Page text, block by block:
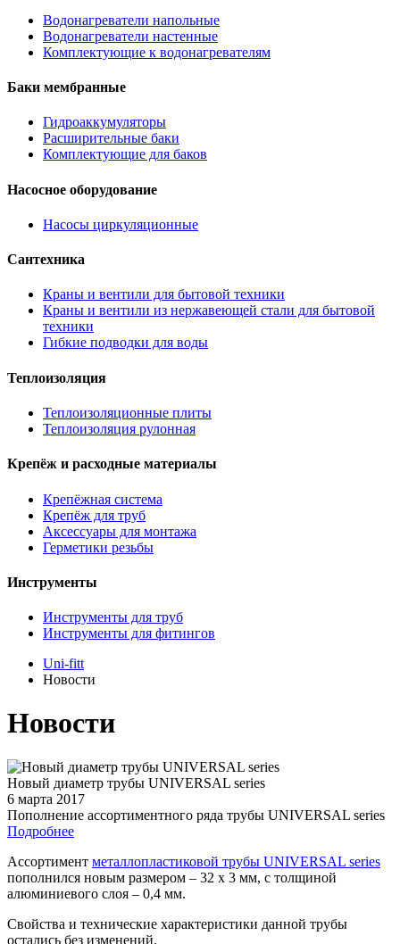
Водонагреватели напольные
Водонагреватели настенные
Комплектующие к водонагревателям
Баки мембранные
Гидроаккумуляторы
Расширительные баки
Комплектующие для баков
Насосное оборудование
Насосы циркуляционные
Сантехника
Краны и вентили для бытовой техники
Краны и вентили из нержавеющей стали для бытовой
техники
Гибкие подводки для воды
Теплоизоляция
Теплоизоляционные плиты
Теплоизоляция рулонная
Крепёж и расходные материалы
Крепёжная система
Крепёж для труб
Аксессуары для монтажа
Герметики резьбы
Инструменты
Инструменты для труб
Инструменты для фитингов
Uni-fitt
Новости
Новости
Новый диаметр трубы UNIVERSAL series
6 марта 2017
Пополнение ассортиментного ряда трубы UNIVERSAL series
Подробнее
Ассортимент металлопластиковой трубы UNIVERSAL series
пополнился новым размером – 32 х 3 мм, с толщиной
алюминиевого слоя – 0,4 мм.
Свойства и технические характеристики данной трубы
остались без изменений.